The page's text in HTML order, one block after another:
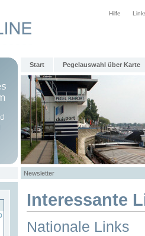
Hilfe
Start Pegelauswahl über Karte
Newsletter
Interessante
Nationale Links